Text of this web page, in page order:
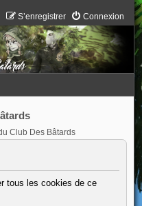
Connexion
S’enregistrer
Club Des Bâtards
tous les cookies de ce